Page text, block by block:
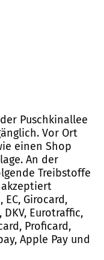
Puschkinallee
Vor Ort
einen Shop
An der
Treibstoffe
akzeptiert
EC, Girocard,
DKV, Eurotraffic,
Proficard,
Apple Pay und